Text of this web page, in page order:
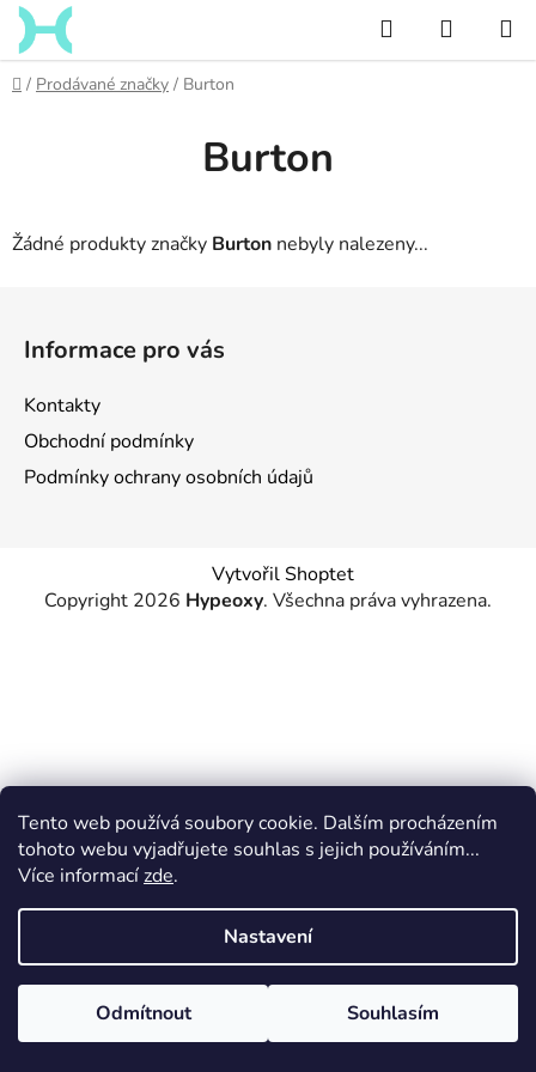
Tento web používá soubory cookie. Dalším procházením
tohoto webu vyjadřujete souhlas s jejich používáním...
Více informacízde.
Nastavení
Odmítnout Souhlasím
Přejít
obsah
Hledat
KOŠÍK
Domů
/ Prodávané značky / Burton
Burton
Žádné produkty značky Burton nebyly nalezeny...
Informace pro vás
Kontakty
Obchodní podmínky
Podmínky ochrany osobních údajů
Vytvořil Shoptet
Copyright 2026 Hypeoxy. Všechna práva vyhrazena.